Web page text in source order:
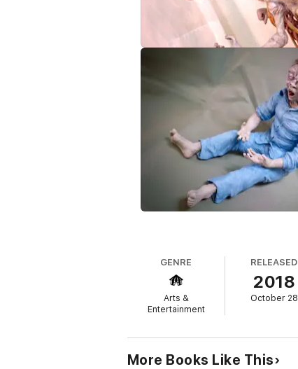
GENRE
Arts &
Entertainment
RELEASED
2018
October 28
More Books Like This